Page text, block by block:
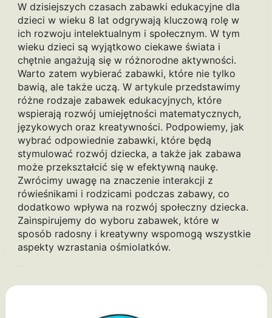
W dzisiejszych czasach zabawki edukacyjne dla
dzieci w wieku 8 lat odgrywają kluczową rolę w
ich rozwoju intelektualnym i społecznym. W tym
wieku dzieci są wyjątkowo ciekawe świata i
chętnie angażują się w różnorodne aktywności.
Warto zatem wybierać zabawki, które nie tylko
bawią, ale także uczą. W artykule przedstawimy
różne rodzaje zabawek edukacyjnych, które
wspierają rozwój umiejętności matematycznych,
językowych oraz kreatywności. Podpowiemy, jak
wybrać odpowiednie zabawki, które będą
stymulować rozwój dziecka, a także jak zabawa
może przekształcić się w efektywną naukę.
Zwrócimy uwagę na znaczenie interakcji z
rówieśnikami i rodzicami podczas zabawy, co
dodatkowo wpływa na rozwój społeczny dziecka.
Zainspirujemy do wyboru zabawek, które w
sposób radosny i kreatywny wspomogą wszystkie
aspekty wzrastania ośmiolatków.